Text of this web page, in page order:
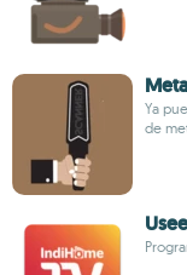
Ya
de